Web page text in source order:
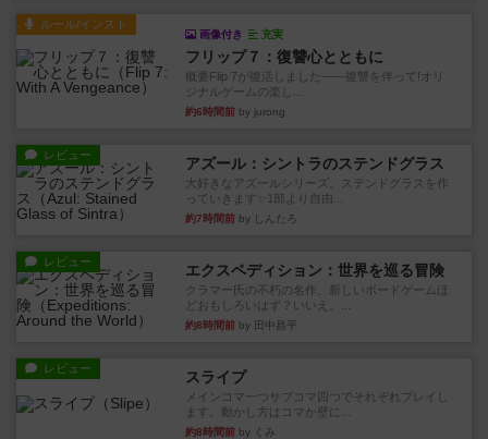
ルール/インスト
画像付き 充実
フリップ７：復讐心とともに
概要Flip 7が復活しました――復讐を伴って!オリ
ジナルゲームの楽し...
約6時間前 by jurong
レビュー アズール：シントラのステンドグラス
大好きなアズールシリーズ。ステンドグラスを作
っていきます✨1部より自由...
約7時間前 by しんたろ
レビュー エクスペディション：世界を巡る冒険
クラマー氏の不朽の名作。新しいボードゲームほ
どおもしろいはず？いいえ。...
約8時間前 by 田中昌平
レビュー スライプ
メインコマ一つサブコマ四つでそれぞれプレイし
ます。動かし方はコマか壁に...
約8時間前 by くみ